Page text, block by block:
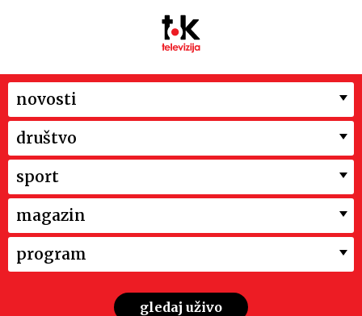
novosti
društvo
sport
magazin
program
gledaj uživo